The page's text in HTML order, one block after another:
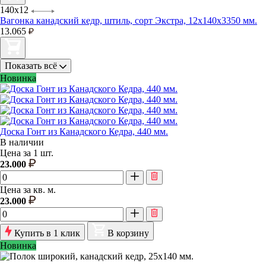
140х12
Вагонка канадский кедр, штиль, сорт Экстра, 12х140х3350 мм.
13.065
Показать всё
Новинка
Доска Гонт из Канадского Кедра, 440 мм.
В наличии
Цена за 1 шт.
23.000
Цена за кв. м.
23.000
Купить в 1 клик
В корзину
Новинка